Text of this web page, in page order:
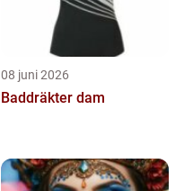
08 juni 2026
Baddräkter dam